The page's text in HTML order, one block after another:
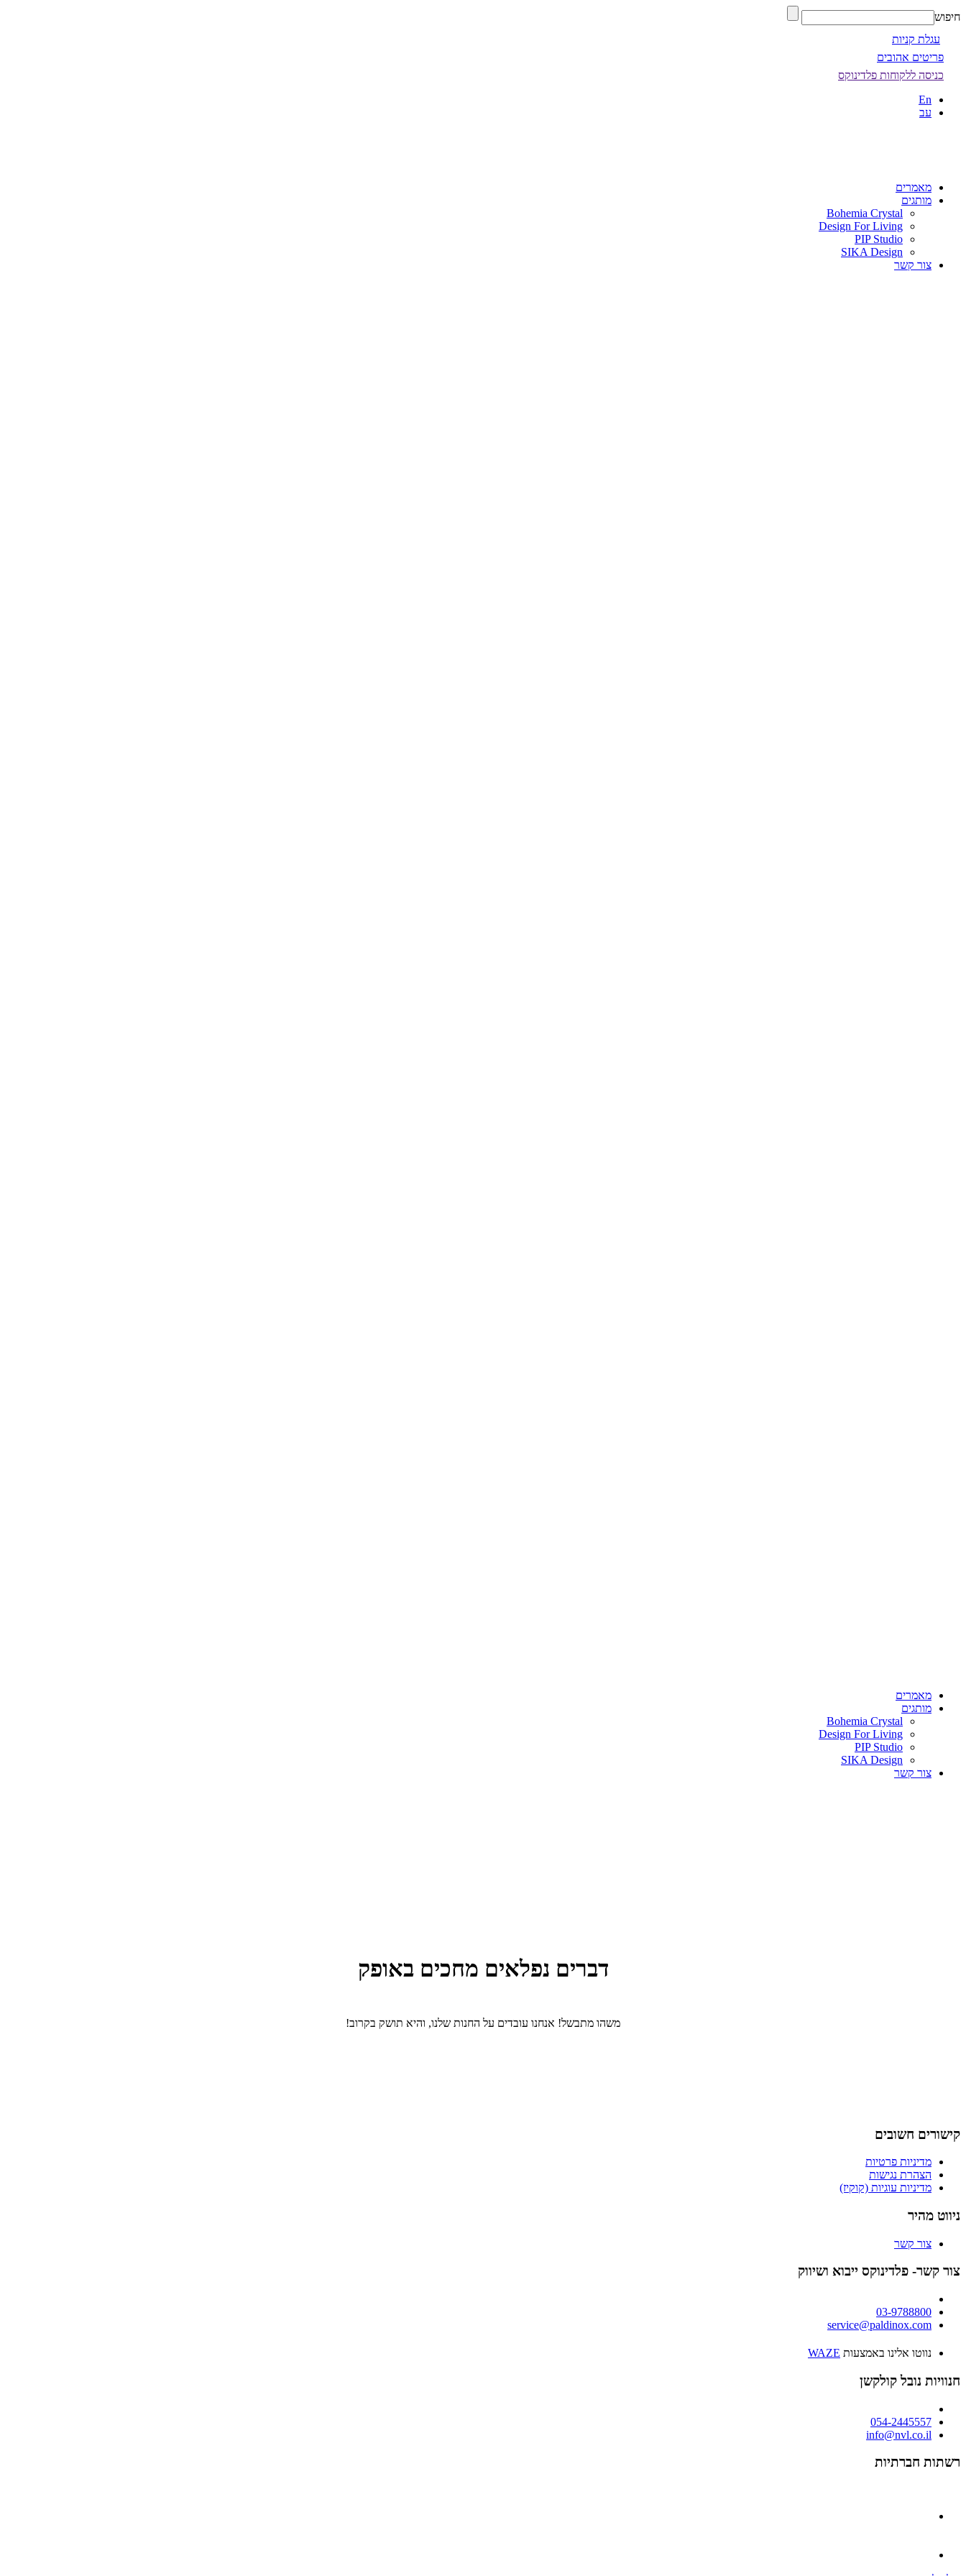
חיפוש
עגלת קניות
פריטים אהובים
כניסה ללקוחות פלדינוקס
En
עב
מאמרים
מותגים
Bohemia Crystal
Design For Living
PIP Studio
SIKA Design
צור קשר
מאמרים
מותגים
Bohemia Crystal
Design For Living
PIP Studio
SIKA Design
צור קשר
דברים נפלאים מחכים באופק
משהו מתבשל! אנחנו עובדים על החנות שלנו, והיא תושק בקרוב!
קישורים חשובים
מדיניות פרטיות
הצהרת נגישות
מדיניות עוגיות (קוקיז)
ניווט מהיר
צור קשר
צור קשר- פלדינוקס ייבוא ושיווק
03-9788800
service@paldinox.com
נווטו אלינו באמצעות WAZE
חנוויות נובל קולקשן
054-2445557
info@nvl.co.il
רשתות חברתיות